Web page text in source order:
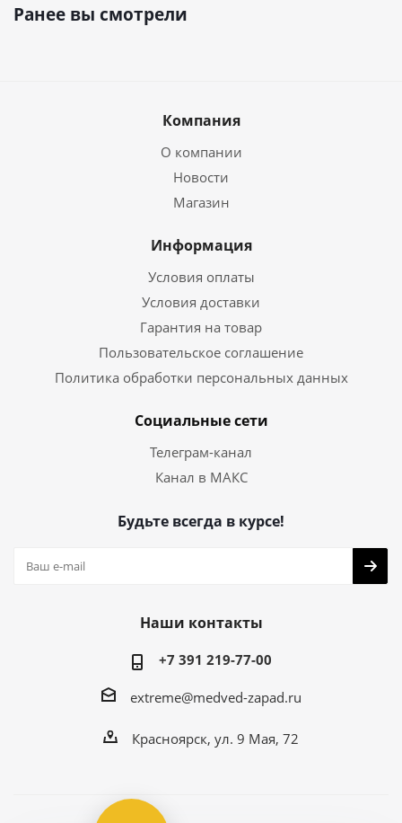
Ранее вы смотрели
Компания
О компании
Новости
Магазин
Информация
Условия оплаты
Условия доставки
Гарантия на товар
Пользовательское соглашение
Политика обработки персональных данных
Социальные сети
Телеграм-канал
Канал в МАКС
Будьте всегда в курсе!
Наши контакты
+7 391 219-77-00
extreme@medved-zapad.ru
Красноярск, ул. 9 Мая, 72